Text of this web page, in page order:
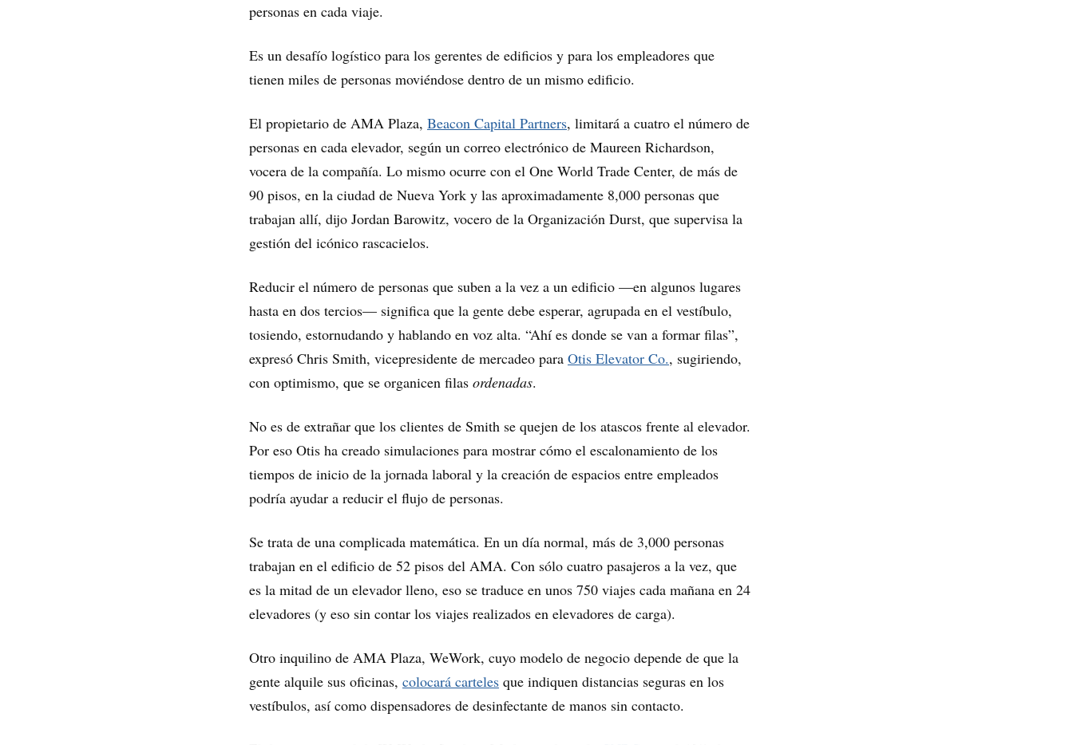
personas en cada viaje.
Es un desafío logístico para los gerentes de edificios y para los empleadores que
tienen miles de personas moviéndose dentro de un mismo edificio.
El propietario de AMA Plaza, Beacon Capital Partners, limitará a cuatro el número de
personas en cada elevador, según un correo electrónico de Maureen Richardson,
vocera de la compañía. Lo mismo ocurre con el One World Trade Center, de más de
90 pisos, en la ciudad de Nueva York y las aproximadamente 8,000 personas que
trabajan allí, dijo Jordan Barowitz, vocero de la Organización Durst, que supervisa la
gestión del icónico rascacielos.
Reducir el número de personas que suben a la vez a un edificio —en algunos lugares
hasta en dos tercios— significa que la gente debe esperar, agrupada en el vestíbulo,
tosiendo, estornudando y hablando en voz alta. “Ahí es donde se van a formar filas”,
expresó Chris Smith, vicepresidente de mercadeo para Otis Elevator Co., sugiriendo,
con optimismo, que se organicen filas ordenadas.
No es de extrañar que los clientes de Smith se quejen de los atascos frente al elevador.
Por eso Otis ha creado simulaciones para mostrar cómo el escalonamiento de los
tiempos de inicio de la jornada laboral y la creación de espacios entre empleados
podría ayudar a reducir el flujo de personas.
Se trata de una complicada matemática. En un día normal, más de 3,000 personas
trabajan en el edificio de 52 pisos del AMA. Con sólo cuatro pasajeros a la vez, que
es la mitad de un elevador lleno, eso se traduce en unos 750 viajes cada mañana en 24
elevadores (y eso sin contar los viajes realizados en elevadores de carga).
Otro inquilino de AMA Plaza, WeWork, cuyo modelo de negocio depende de que la
gente alquile sus oficinas, colocará carteles que indiquen distancias seguras en los
vestíbulos, así como dispensadores de desinfectante de manos sin contacto.